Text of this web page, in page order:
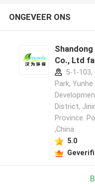
ONGEVEER ONS
Co., Ltd
5-1-103,
Park,
District,
Province.
,China
5.0